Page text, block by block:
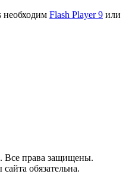
необходим Flash Player 9 или
права защищены.
обязательна.